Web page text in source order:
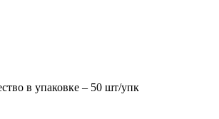
в упаковке – 50 шт/упк